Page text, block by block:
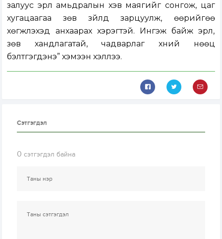
залуус эрүүл амьдралын хэв маягийг сонгож, цаг
хугацаагаа зөв зүйлд зарцуулж, өөрийгөө
хөгжүүлэхэд анхаарах хэрэгтэй. Ингэж байж эрүүл,
зөв хандлагатай, чадварлаг хүний нөөц
бэлтгэгдэнэ” хэмээн хэллээ.
Сэтгэгдэл
0 сэтгэгдэл байна